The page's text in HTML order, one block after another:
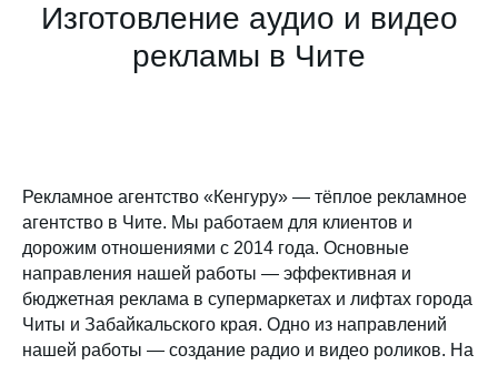
ПОДПИСАТЬСЯ НА БЛОГ
203
+7 (3022)55-10-
ikenguru.ru
Изготовление аудио и видео
рекламы в Чите
Рекламное агентство «Кенгуру» — тёплое рекламное
агентство в Чите. Мы работаем для клиентов и
дорожим отношениями с 2014 года. Основные
направления нашей работы — эффективная и
бюджетная реклама в супермаркетах и лифтах города
Читы и Забайкальского края. Одно из направлений
нашей работы — создание радио и видео роликов. На